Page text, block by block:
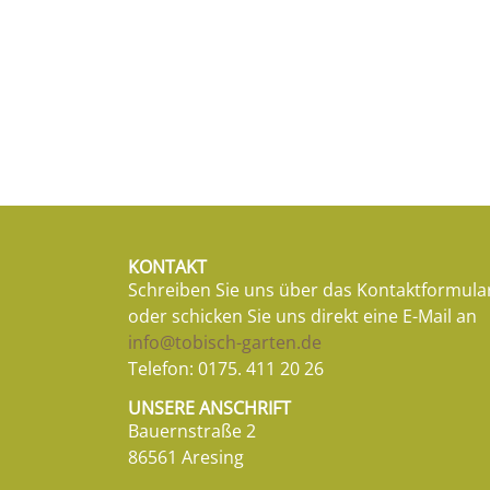
KONTAKT
Schreiben Sie uns über das
oder schicken Sie uns direkt eine E-Mail an
info@tobisch-garten.de
Telefon: 0175. 411 20 26
UNSERE ANSCHRIFT
Bauernstraße 2
86561 Aresing